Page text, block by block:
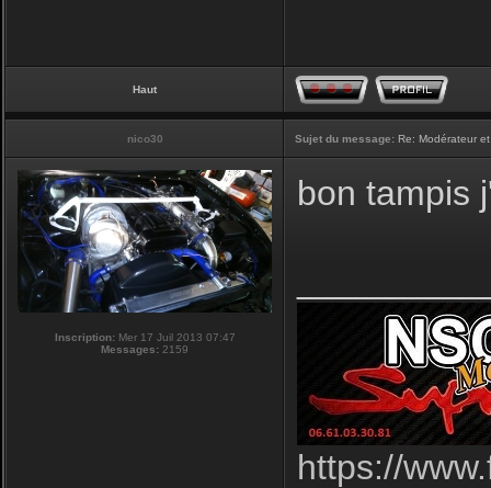
Haut
nico30 Sujet du message: Re: Modérateur
Inscription:Mer 17 Juil 2013 07:47
Messages: 2159
bon tampis
https://